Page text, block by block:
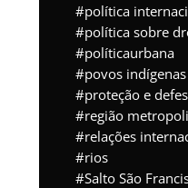
política
política sobre
políticaurbana
povos indígenas
proteção e
região
relações
rios
Salto São